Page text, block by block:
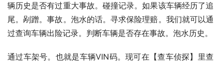
辆历史是否有过重大事故。碰撞记录。如果该车辆经历了追
尾。剐蹭。事故。泡水的话。寻求保险理赔。我们就可以通
过查询车辆出险记录。判断车辆是否存在事故。泡水历史。
通过车架号。也就是车辆VIN码。现可在【查车侦探】里查